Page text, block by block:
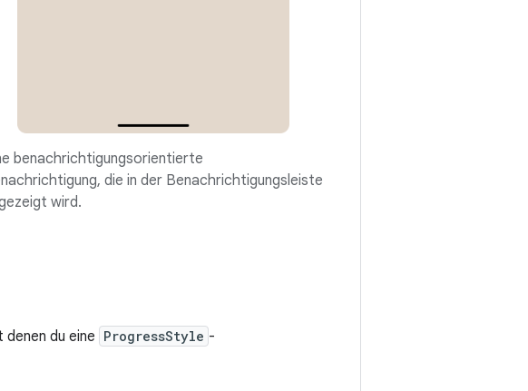
benachrichtigungsorientierte
die in der Benachrichtigungsleiste
wird.
du eine ProgressStyle -